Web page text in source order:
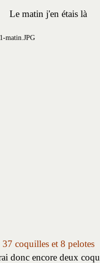
Le matin j'en étais là
37 coquilles et 8 pelotes
donc encore deux